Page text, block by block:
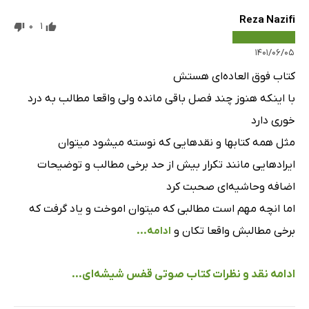
Reza Nazifi
۱۴۰۱/۰۶/۰۵
1
0
کتاب فوق العاده‌ای هستش
با اینکه هنوز چند فصل باقی مانده ولی واقعا مطالب به درد
خوری دارد
مثل همه کتابها و نقدهایی که نوسته میشود میتوان
ایراد‌هایی مانند تکرار بیش از حد برخی مطالب و توضیحات
اضافه و‌حاشیه‌ای صحبت کرد
اما انچه مهم است مطالبی که میتوان اموخت و یاد گرفت که
برخی مطالبش واقعا تکان و ادامه...
ادامه نقد و نظرات کتاب صوتی قفس شیشه‌ای...